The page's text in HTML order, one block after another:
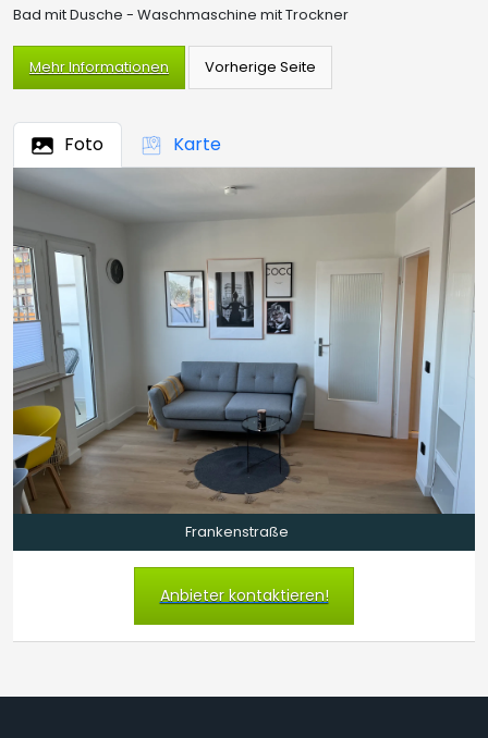
Bad mit Dusche - Waschmaschine mit Trockner
Mehr Informationen
Foto Karte
Frankenstraße
Anbieter kontaktieren!